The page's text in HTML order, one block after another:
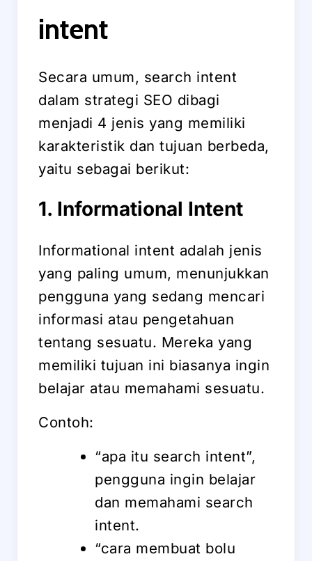
intent
Secara umum, search intent
dalam strategi SEO dibagi
menjadi 4 jenis yang memiliki
karakteristik dan tujuan berbeda,
yaitu sebagai berikut:
1. Informational Intent
Informational intent adalah jenis
yang paling umum, menunjukkan
pengguna yang sedang mencari
informasi atau pengetahuan
tentang sesuatu. Mereka yang
memiliki tujuan ini biasanya ingin
belajar atau memahami sesuatu.
Contoh:
“apa itu search intent”,
pengguna ingin belajar
dan memahami search
intent.
“cara membuat bolu